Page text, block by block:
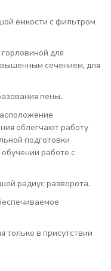
емкости с фильтром
для
сечением, для
пены.
облегчают работу
подготовки
работе с
радиус разворота.
только в присутствии